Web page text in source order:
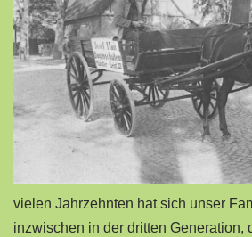
vielen Jahrzehnten hat sich unser
inzwischen in der dritten Generation,